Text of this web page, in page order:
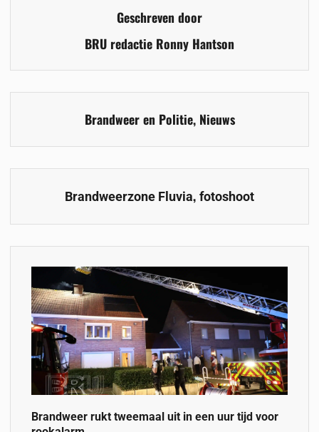
Geschreven door
BRU redactie Ronny Hantson
Brandweer en Politie, Nieuws
Brandweerzone Fluvia, fotoshoot
Brandweer rukt tweemaal uit in een uur tijd voor